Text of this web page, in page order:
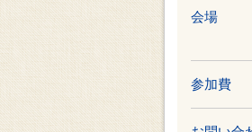
会場
参加費